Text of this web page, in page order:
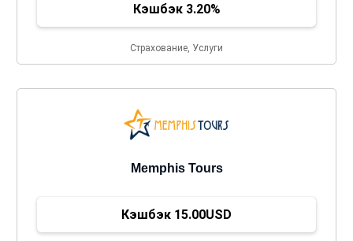
Кэшбэк 3.20%
Страхование, Услуги
Memphis Tours
Кэшбэк 15.00USD